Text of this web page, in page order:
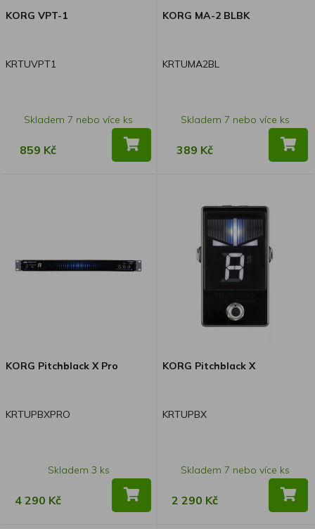
KORG VPT-1
KRTUVPT1
Skladem 7 nebo více ks
859 Kč
KORG MA-2 BLBK
KRTUMA2BL
Skladem 7 nebo více ks
389 Kč
KORG Pitchblack X Pro
KRTUPBXPRO
Skladem 3 ks
4 290 Kč
KORG Pitchblack X
KRTUPBX
Skladem 7 nebo více ks
2 290 Kč